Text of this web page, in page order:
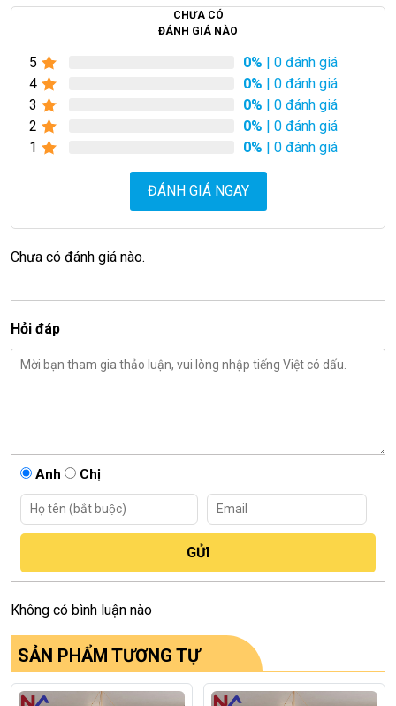
CHƯA CÓ
ĐÁNH GIÁ NÀO
5 0% | 0 đánh giá
4
0% | 0 đánh giá
3
0% | 0 đánh giá
2
0% | 0 đánh giá
1
0% | 0 đánh giá
ĐÁNH GIÁ NGAY
Chưa có đánh giá nào.
Hỏi đáp
Anh Chị
Không có bình luận nào
SẢN PHẨM TƯƠNG TỰ